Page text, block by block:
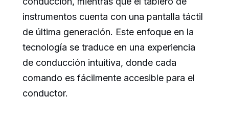
instrumentos cuenta con una pantalla táctil
de última generación. Este enfoque en la
tecnología se traduce en una experiencia
de conducción intuitiva, donde cada
comando es fácilmente accesible para el
conductor.